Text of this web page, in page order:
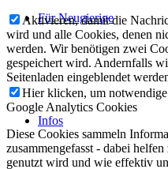
Für Neugierige
Infos
Aktivieren, damit die
wird und alle Cookies, denen
werden. Wir benötigen zwei
gespeichert wird. Andernfalls
Seitenladen eingeblendet
Hier klicken, um
Google Analytics Cookies
Diese Cookies sammeln
zusammengefasst - dabei
genutzt wird und wie effektiv